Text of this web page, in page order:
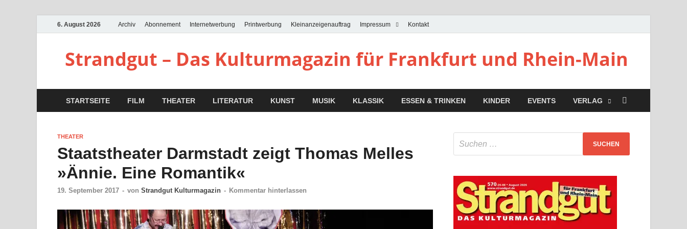
6. August 2026 Archiv Abonnement Internetwerbung Printwerbung Kleinanzeigenauftrag Impressum Kontakt
Strandgut – Das Kulturmagazin für Frankfurt und Rhein-Main
STARTSEITE FILM THEATER LITERATUR KUNST MUSIK KLASSIK ESSEN & TRINKEN KINDER EVENTS VERLAG
THEATER
Staatstheater Darmstadt zeigt Thomas Melles
»Ännie. Eine Romantik«
19. September 2017 - von Strandgut Kulturmagazin - Kommentar hinterlassen